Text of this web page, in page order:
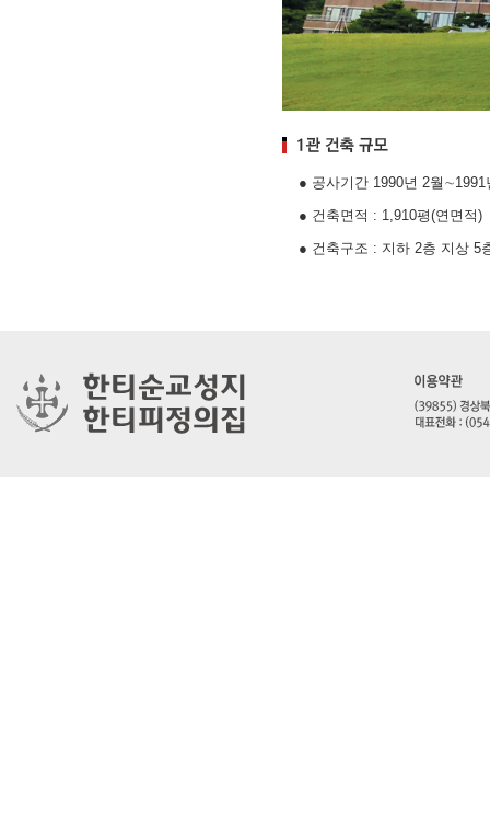
● 공사기간 1990년 2월∼1991
● 건축면적 : 1,910평(연면적)
● 건축구조 : 지하 2층 지상 5